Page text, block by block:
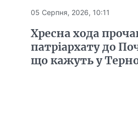
05 Серпня, 2026, 10:11
Хресна хода
патріархату до
що кажуть у